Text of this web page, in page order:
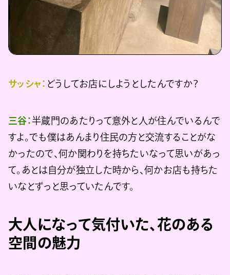
サッシャ： どうしてお店にしようとしたんですか？
三谷：半蔵門のあたりって意外と人が住んでいるんで
すよ。でも僕はあんまり住民の方と交流することがな
かったので、何か関わりを持ちたいなって思いがあっ
て。あとは自分が独立した時から、何かお店も持ちた
いなとずっと思っていたんです。
大人になって気付いた、花のある
空間の魅力